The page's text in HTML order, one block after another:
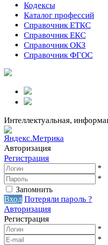
Кодексы
Каталог профессий
Справочник ЕТКС
Справочник ЕКС
Справочник ОКЗ
Справочник ФГОС
Интеллектуальная,
Авторизация
Регистрация
*
*
Запомнить
Вход Потеряли пароль ?
Авторизация
Регистрация
*
*